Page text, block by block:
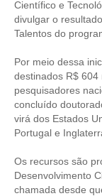
FGTS EXPURGOS
FGTS CORREÇÃO
LEGISLAÇÃO
LEI 4.950-A/1966 –
LEI 5.194/1966 –
RES 1.002/2002 –
Científico e
divulgar o
Talentos do
Por meio dessa
destinados R$
pesquisadores
concluído
virá dos Estados
Portugal e
Os recursos são
Desenvolvimento
chamada desde